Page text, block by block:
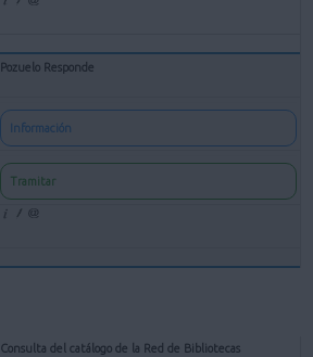
Pozuelo Responde
Información
Tramitar
Consulta del catálogo de la Red de Bibliotecas